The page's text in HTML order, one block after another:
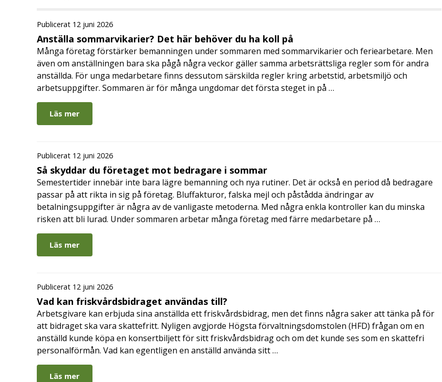
Publicerat 12 juni 2026
Anställa sommarvikarier? Det här behöver du ha koll på
Många företag förstärker bemanningen under sommaren med sommarvikarier och feriearbetare. Men
även om anställningen bara ska pågå några veckor gäller samma arbetsrättsliga regler som för andra
anställda. För unga medarbetare finns dessutom särskilda regler kring arbetstid, arbetsmiljö och
arbetsuppgifter. Sommaren är för många ungdomar det första steget in på …
Läs mer
Publicerat 12 juni 2026
Så skyddar du företaget mot bedragare i sommar
Semestertider innebär inte bara lägre bemanning och nya rutiner. Det är också en period då bedragare
passar på att rikta in sig på företag. Bluffakturor, falska mejl och påstådda ändringar av
betalningsuppgifter är några av de vanligaste metoderna. Med några enkla kontroller kan du minska
risken att bli lurad. Under sommaren arbetar många företag med färre medarbetare på …
Läs mer
Publicerat 12 juni 2026
Vad kan friskvårdsbidraget användas till?
Arbetsgivare kan erbjuda sina anställda ett friskvårdsbidrag, men det finns några saker att tänka på för
att bidraget ska vara skattefritt. Nyligen avgjorde Högsta förvaltningsdomstolen (HFD) frågan om en
anställd kunde köpa en konsertbiljett för sitt friskvårdsbidrag och om det kunde ses som en skattefri
personalförmån. Vad kan egentligen en anställd använda sitt …
Läs mer